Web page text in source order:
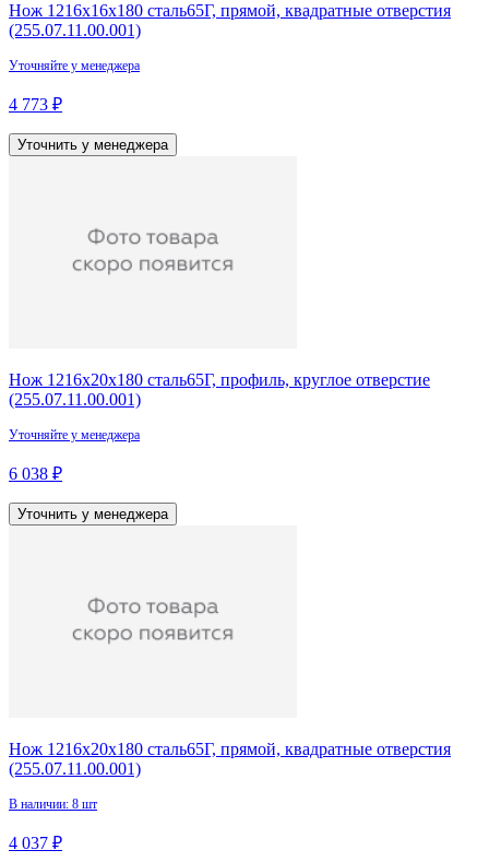
Нож 1216х16х180 сталь65Г, прямой, квадратные отверстия
(255.07.11.00.001)
Уточняйте у менеджера
4 773 ₽
Уточнить у менеджера
Нож 1216х20х180 сталь65Г, профиль, круглое отверстие
(255.07.11.00.001)
Уточняйте у менеджера
6 038 ₽
Уточнить у менеджера
Нож 1216х20х180 сталь65Г, прямой, квадратные отверстия
(255.07.11.00.001)
В наличии: 8 шт
4 037 ₽